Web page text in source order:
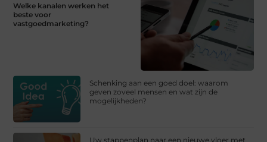
Welke kanalen werken het
beste voor
vastgoedmarketing?
Schenking aan een goed doel: waarom
geven zoveel mensen en wat zijn de
mogelijkheden?
Uw stappenplan naar een nieuwe vloer met